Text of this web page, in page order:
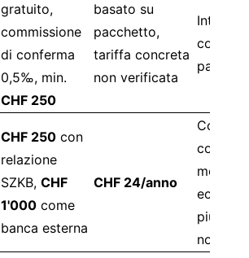
gratuito,
commissione
di conferma
0,5‰, min.
CHF 250
basato su
pacchetto,
tariffa concreta
non verificata
con il
CHF 250 con
relazione
SZKB, CHF
1'000 come
banca esterna
CHF 24/anno
Conto
corrente
molto
più
non